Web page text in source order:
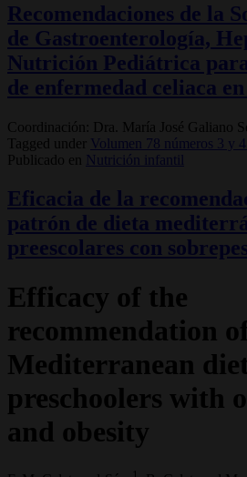
Recomendaciones de la
de Gastroenterología,
Nutrición Pediátrica
de enfermedad celiaca en
Coordinación: Dra. María José Galiano
Tagged under
Volumen 78 números 3 y
Publicado en
Nutrición infantil
Eficacia de la
patrón de dieta
preescolares con
Efficacy of the
recommendation
Mediterranean
preschoolers with
and obesity